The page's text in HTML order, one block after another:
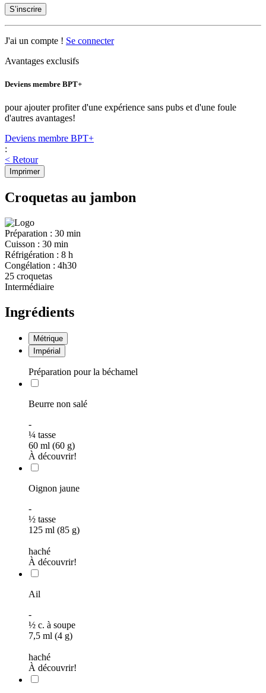
S’inscrire
J'ai un compte ! Se connecter
Avantages exclusifs
Deviens membre BPT+
pour ajouter profiter d'une expérience sans pubs et d'une foule
d'autres avantages!
Deviens membre BPT+
:
< Retour
Imprimer
Croquetas au jambon
Préparation : 30 min
Cuisson : 30 min
Réfrigération : 8 h
Congélation : 4h30
25 croquetas
Intermédiaire
Ingrédients
Métrique
Impérial
Préparation pour la béchamel
Beurre non salé
-
¼ tasse
60 ml (60 g)
À découvrir!
Oignon jaune
-
½ tasse
125 ml (85 g)
haché
À découvrir!
Ail
-
½ c. à soupe
7,5 ml (4 g)
haché
À découvrir!